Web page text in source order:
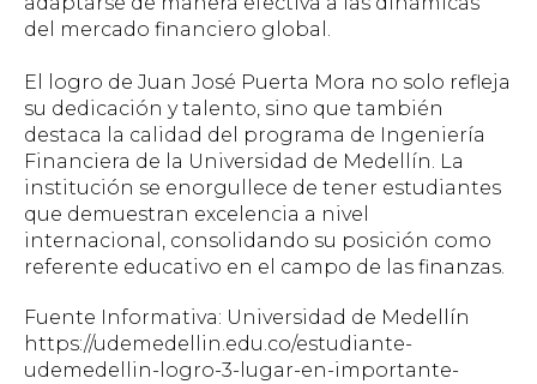
del mercado financiero global.
El logro de Juan José Puerta Mora no solo refleja
su dedicación y talento, sino que también
destaca la calidad del programa de Ingeniería
Financiera de la Universidad de Medellín. La
institución se enorgullece de tener estudiantes
que demuestran excelencia a nivel
internacional, consolidando su posición como
referente educativo en el campo de las finanzas.
Fuente Informativa: Universidad de Medellín
https://udemedellin.edu.co/estudiante-
udemedellin-logro-3-lugar-en-importante-